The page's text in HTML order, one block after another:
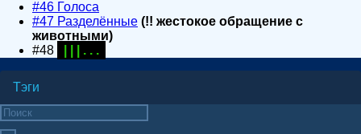
#46 Голоса
#47 Разделённые (!! жестокое обращение с
животными)
#48
| | | . . .
Тэги